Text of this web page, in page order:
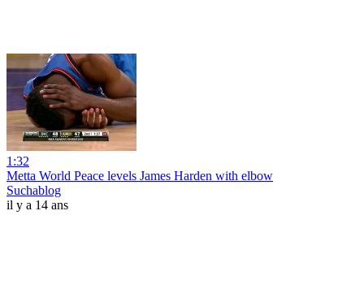
1:32
Metta World Peace levels James Harden with elbow
Suchablog
il y a 14 ans